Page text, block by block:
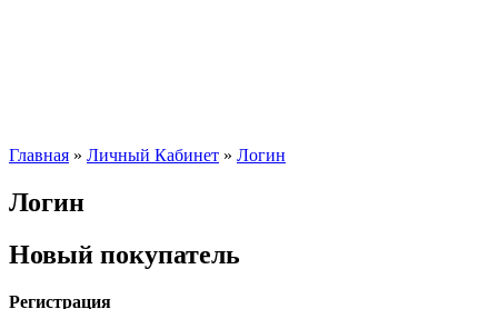
Главная » Личный Кабинет » Логин
Логин
Новый покупатель
Регистрация